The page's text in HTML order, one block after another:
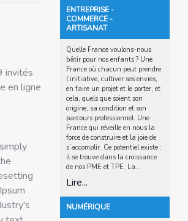
invités
en ligne
ENTREPRISE -
COMMERCE -
ARTISANAT
Quelle France voulons-nous
bâtir pour nos enfants ? Une
France où chacun peut prendre
l’initiative, cultiver ses envies,
en faire un projet et le porter, et
cela, quels que soient son
origine, sa condition et son
parcours professionnel. Une
France qui réveille en nous la
force de construire et la joie de
s’accomplir. Ce potentiel existe :
il se trouve dans la croissance
de nos PME et TPE. La...
Lire...
NUMÉRIQUE